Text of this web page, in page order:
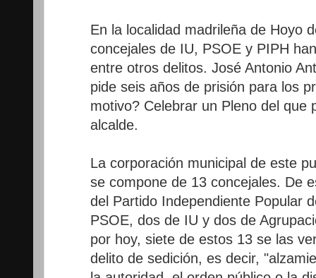
En la localidad madrileña de Hoyo
concejales de IU, PSOE y PIPH
entre otros delitos. José Antonio
pide seis años de prisión para los
motivo? Celebrar un Pleno del que
alcalde.
La corporación municipal de este
se compone de 13 concejales. De
del Partido Independiente Popular
PSOE, dos de IU y dos de
por hoy, siete de estos 13 se las
delito de sedición, es decir,